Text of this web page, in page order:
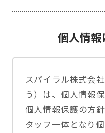
個人情
スパイラル株式会
う）は、個人情報
個人情報保護の方
タッフ一体となり